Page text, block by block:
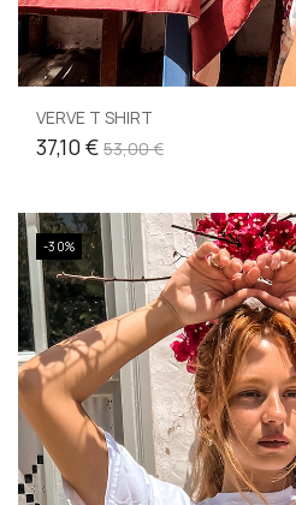
VERVE T SHIRT
37,10 € 53,00 €
-30%